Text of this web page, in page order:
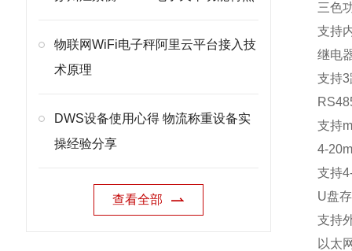
物联网WiFi电子秤阿里云平台接入技
术原理
DWS设备使用心得 物流称重设备实
操经验分享
查看全部
三色
支持
继电
支持3
支持
4-
支持
U盘
支持
以太